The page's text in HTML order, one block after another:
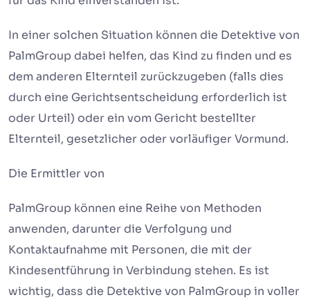
In einer solchen Situation können die Detektive von
PalmGroup dabei helfen, das Kind zu finden und es
dem anderen Elternteil zurückzugeben (falls dies
durch eine Gerichtsentscheidung erforderlich ist
oder Urteil) oder ein vom Gericht bestellter
Elternteil, gesetzlicher oder vorläufiger Vormund.
Die Ermittler von
PalmGroup können eine Reihe von Methoden
anwenden, darunter die Verfolgung und
Kontaktaufnahme mit Personen, die mit der
Kindesentführung in Verbindung stehen. Es ist
wichtig, dass die Detektive von PalmGroup in voller